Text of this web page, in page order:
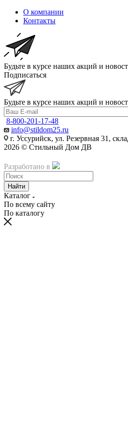
О компании
Контакты
Будьте в курсе наших акций и
Подписаться
Будьте в курсе наших акций и
8-800-201-17-48
info@stildom25.ru
г. Уссурийск, ул. Резервная 31,
2026 © Стильный Дом ДВ
Разработано в
Найти
Каталог
По всему сайту
По каталогу